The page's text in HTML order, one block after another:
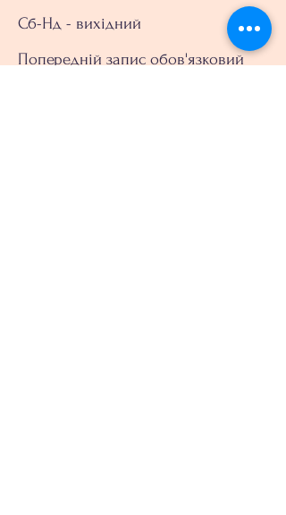
Сб-Нд - вихідний
Попередній запис обов'язковий